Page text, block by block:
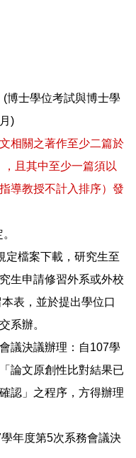
博士學位考試與博士學
)
相關之著作至少二篇於
且其中至少一篇須以
導教授不計入排序）發
定檔案下載，研究生至
生申請修習外系或外校
表，並於提出學位口
系辦。
議決議辦理：自107學
論文原創性比對結果已
認」之程序，方得辦理
年度第5次系務會議決